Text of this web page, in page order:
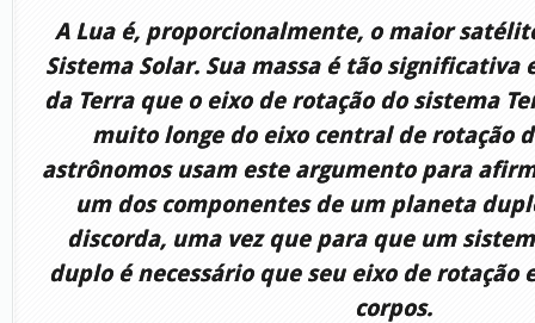
A Lua é, proporcionalmente, o maior
Sistema Solar. Sua massa é tão significativa
da Terra que o eixo de rotação do sistema
muito longe do eixo central de rotação
astrônomos usam este argumento para
um dos componentes de um planeta
discorda, uma vez que para que um
duplo é necessário que seu eixo de rotação
corpos.